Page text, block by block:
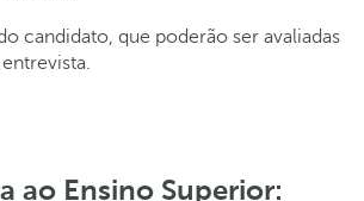
candidato, que poderão ser avaliadas
ao Ensino Superior: